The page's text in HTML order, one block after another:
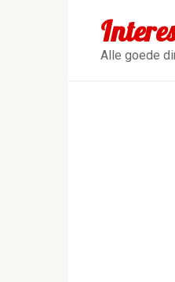
Alle goede